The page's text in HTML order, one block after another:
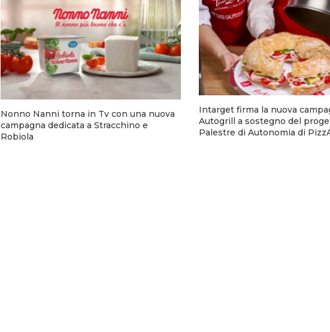
Nonno Nanni torna in Tv con una nuova
campagna dedicata a Stracchino e
Robiola
Intarget firma la nuova
Autogrill a sostegno del
Palestre di Autonomia di